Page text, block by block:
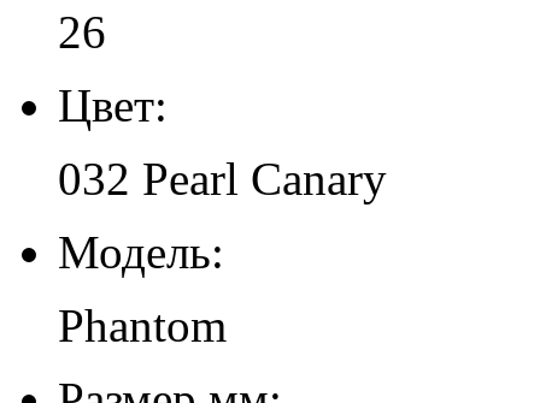
26
Цвет:
032 Pearl Canary
Модель:
Phantom